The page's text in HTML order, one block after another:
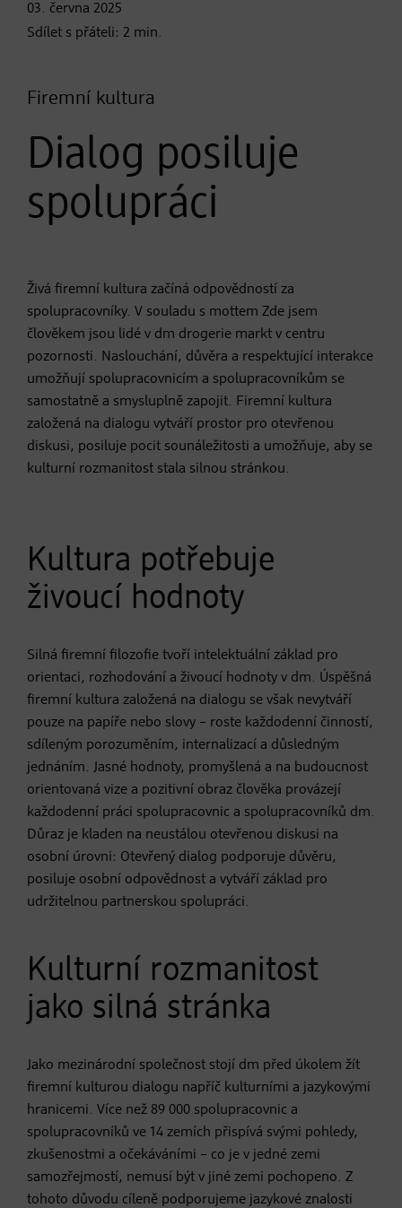
03. června 2025
Sdílet s přáteli: 2 min.
Firemní kultura
Dialog posiluje
spolupráci
Živá firemní kultura začíná odpovědností za
spolupracovníky. V souladu s mottem Zde jsem
člověkem jsou lidé v dm drogerie markt v centru
pozornosti. Naslouchání, důvěra a respektující interakce
umožňují spolupracovnicím a spolupracovníkům se
samostatně a smysluplně zapojit. Firemní kultura
založená na dialogu vytváří prostor pro otevřenou
diskusi, posiluje pocit sounáležitosti a umožňuje, aby se
kulturní rozmanitost stala silnou stránkou.
Kultura potřebuje
živoucí hodnoty
Silná firemní filozofie tvoří intelektuální základ pro
orientaci, rozhodování a živoucí hodnoty v dm. Úspěšná
firemní kultura založená na dialogu se však nevytváří
pouze na papíře nebo slovy – roste každodenní činností,
sdíleným porozuměním, internalizací a důsledným
jednáním. Jasné hodnoty, promyšlená a na budoucnost
orientovaná vize a pozitivní obraz člověka provázejí
každodenní práci spolupracovnic a spolupracovníků dm.
Důraz je kladen na neustálou otevřenou diskusi na
osobní úrovni: Otevřený dialog podporuje důvěru,
posiluje osobní odpovědnost a vytváří základ pro
udržitelnou partnerskou spolupráci.
Kulturní rozmanitost
jako silná stránka
Jako mezinárodní společnost stojí dm před úkolem žít
firemní kulturou dialogu napříč kulturními a jazykovými
hranicemi. Více než 89 000 spolupracovnic a
spolupracovníků ve 14 zemích přispívá svými pohledy,
zkušenostmi a očekáváními – co je v jedné zemi
samozřejmostí, nemusí být v jiné zemi pochopeno. Z
tohoto důvodu cíleně podporujeme jazykové znalosti